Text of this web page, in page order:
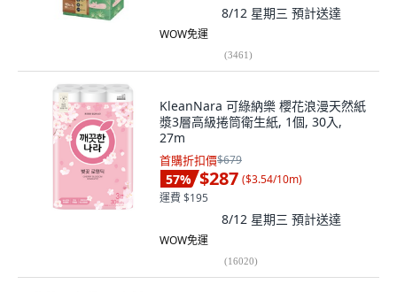
8/12 星期三 預計送達
WOW免運
(3461)
KleanNara 可綠納樂 櫻花浪漫天然紙
漿3層高級捲筒衛生紙, 1個, 30入,
27m
首購折扣價$679
57% $287 ($3.54/10m)
運費 $195
8/12 星期三 預計送達
WOW免運
(16020)